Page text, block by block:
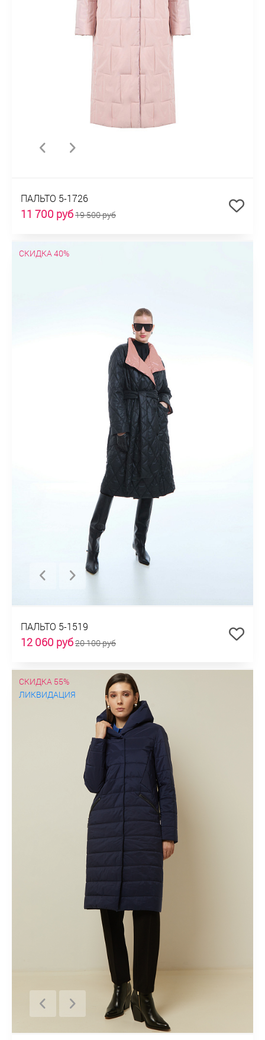
ПАЛЬТО 5-1726
11 700 руб19 500 руб
СКИДКА 40%
ПАЛЬТО 5-1519
12 060 руб20 100 руб
СКИДКА 55%
ЛИКВИДАЦИЯ